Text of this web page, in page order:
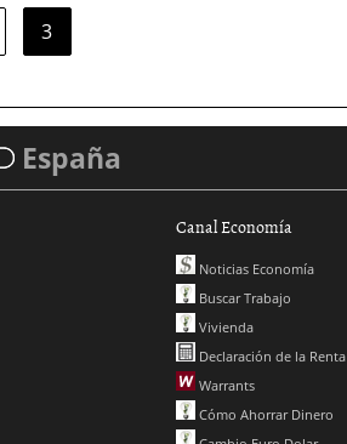
3
España
Canal Economía
Noticias Economía
Buscar Trabajo
Vivienda
Declaración de la Renta
Warrants
Cómo Ahorrar Dinero